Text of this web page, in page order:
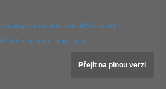
zbozi/obleceni_49/doplnky-k-
hi-tec-sokoto---dark-grey
Přejít na plnou verzi